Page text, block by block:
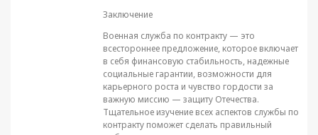
Заключение
Военная служба по контракту — это
всестороннее предложение, которое включает
в себя финансовую стабильность, надежные
социальные гарантии, возможности для
карьерного роста и чувство гордости за
важную миссию — защиту Отечества.
Тщательное изучение всех аспектов службы по
контракту поможет сделать правильный